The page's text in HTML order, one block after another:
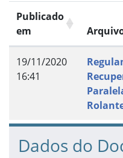
Publicado
em
19/11/2020
16:41
Dados do